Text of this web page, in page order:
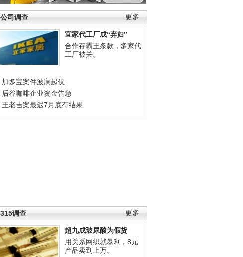
更多
公司调查
宜家代工厂成“弃妇”
合作存霸王条款，多家代
工厂被关。
加多宝案件波澜起伏
后谷咖啡企业资金告急
王老吉案最迟7月底有结果
更多
315调查
超九成玻尿酸为假货
用关系网织就暴利，8元
产品卖到上万。